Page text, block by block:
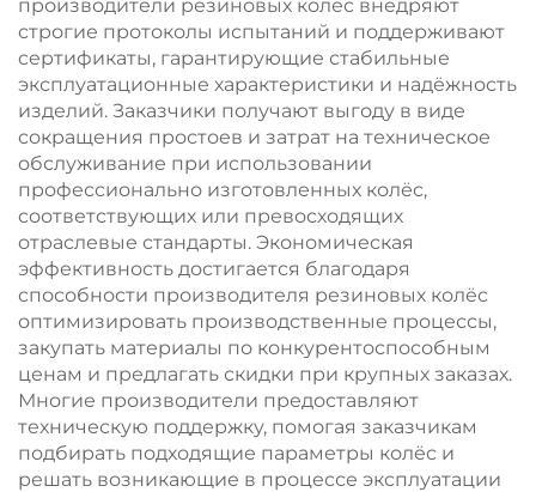
производители резиновых колёс внедряют
строгие протоколы испытаний и поддерживают
сертификаты, гарантирующие стабильные
эксплуатационные характеристики и надёжность
изделий. Заказчики получают выгоду в виде
сокращения простоев и затрат на техническое
обслуживание при использовании
профессионально изготовленных колёс,
соответствующих или превосходящих
отраслевые стандарты. Экономическая
эффективность достигается благодаря
способности производителя резиновых колёс
оптимизировать производственные процессы,
закупать материалы по конкурентоспособным
ценам и предлагать скидки при крупных заказах.
Многие производители предоставляют
техническую поддержку, помогая заказчикам
подбирать подходящие параметры колёс и
решать возникающие в процессе эксплуатации